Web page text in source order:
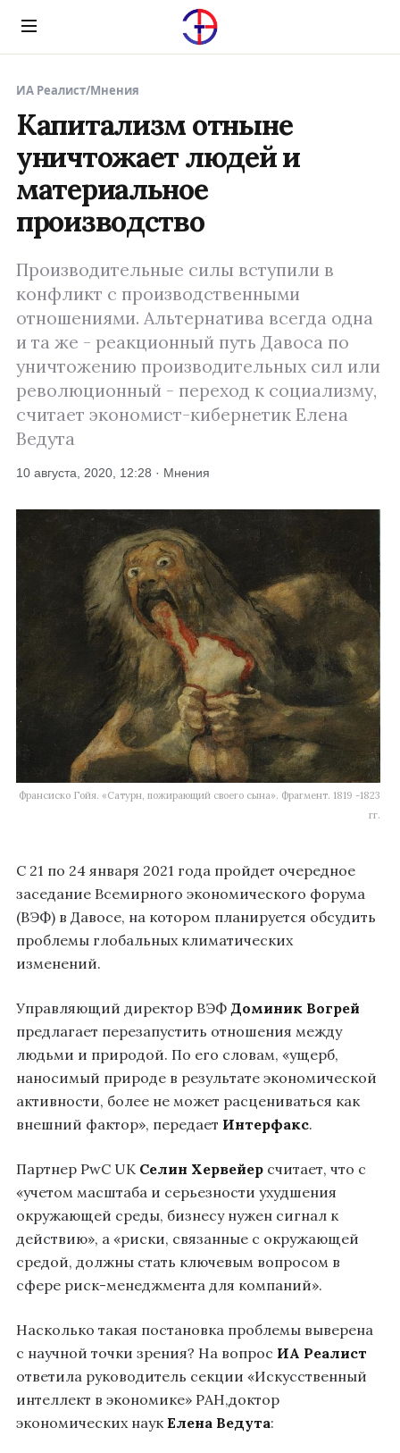
Menu
ИА Реалист/Мнения
Капитализм отныне
уничтожает людей и
материальное
производство
Производительные силы вступили в
конфликт с производственными
отношениями. Альтернатива всегда одна
и та же - реакционный путь Давоса по
уничтожению производительных сил или
революционный - переход к социализму,
считает экономист-кибернетик Елена
Ведута
10 августа, 2020, 12:28 · Мнения
Франсиско Гойя. «Сатурн, пожирающий своего сына». Фрагмент. 1819 -1823
гг.
С 21 по 24 января 2021 года пройдет очередное
заседание Всемирного экономического форума
(ВЭФ) в Давосе, на котором планируется обсудить
проблемы глобальных климатических
изменений.
Управляющий директор ВЭФ Доминик Вогрей
предлагает перезапустить отношения между
людьми и природой. По его словам, «ущерб,
наносимый природе в результате экономической
активности, более не может расцениваться как
внешний фактор», передает Интерфакс.
Партнер PwC UK Селин Хервейер считает, что с
«учетом масштаба и серьезности ухудшения
окружающей среды, бизнесу нужен сигнал к
действию», а «риски, связанные с окружающей
средой, должны стать ключевым вопросом в
сфере риск-менеджмента для компаний».
Насколько такая постановка проблемы выверена
с научной точки зрения? На вопрос ИА Реалист
ответила руководитель секции «Искусственный
интеллект в экономике» РАН,доктор
экономических наукЕлена Ведута: